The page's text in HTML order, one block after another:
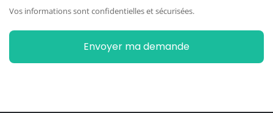
Vos informations sont confidentielles et sécurisées.